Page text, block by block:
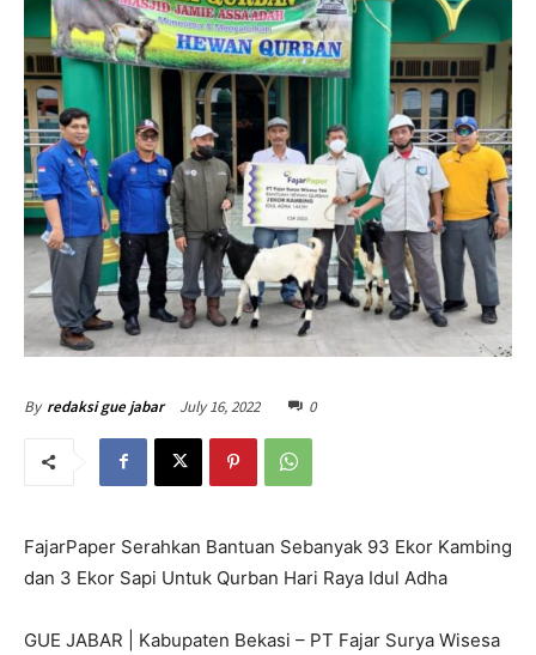
By redaksi gue jabar July 16, 2022 0
FajarPaper Serahkan Bantuan Sebanyak 93 Ekor Kambing
dan 3 Ekor Sapi Untuk Qurban Hari Raya Idul Adha
GUE JABAR | Kabupaten Bekasi – PT Fajar Surya Wisesa